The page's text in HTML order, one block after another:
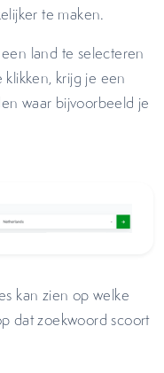
te maken.
land te selecteren
klikken, krijg je een
waar bijvoorbeeld je
kan zien op welke
dat zoekwoord scoort